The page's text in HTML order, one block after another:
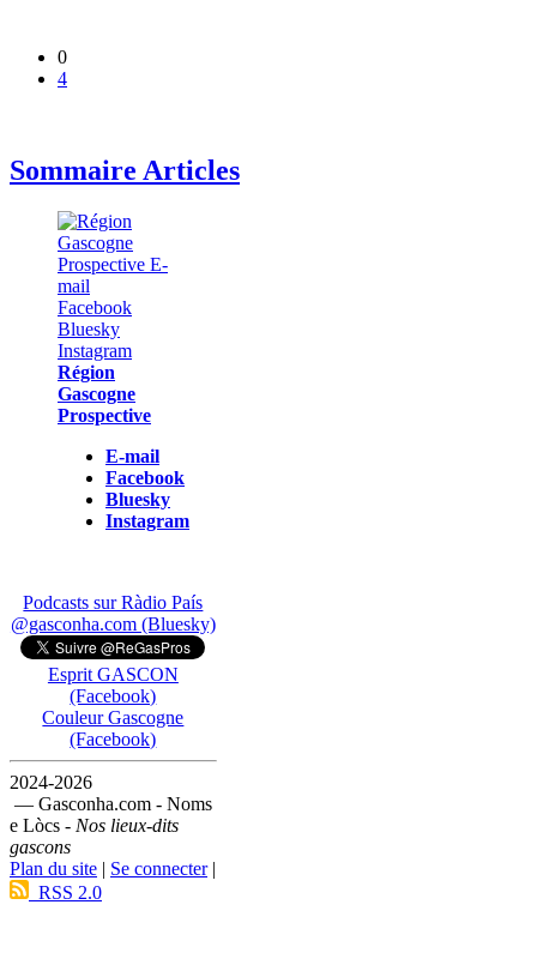
0
4
Sommaire Articles
Région
Gascogne
Prospective
E-mail
Facebook
Bluesky
Instagram
Podcasts sur Ràdio País
@gasconha.com (Bluesky)
Esprit GASCON
(Facebook)
Couleur Gascogne
(Facebook)
2024-2026
— Gasconha.com - Noms
e Lòcs - Nos lieux-dits
gascons
Plan du site | Se connecter|
RSS 2.0